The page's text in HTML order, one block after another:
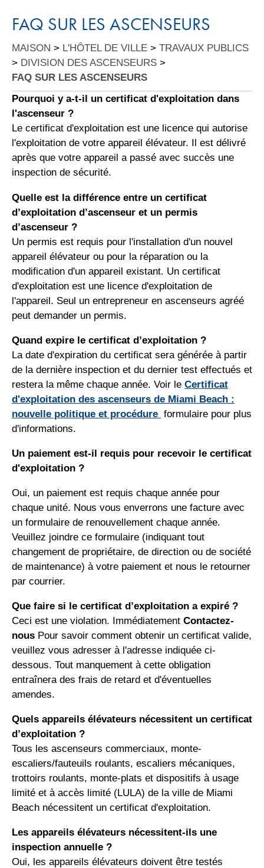
FAQ SUR LES ASCENSEURS
MAISON > L'HÔTEL DE VILLE > TRAVAUX PUBLICS
> DIVISION DES ASCENSEURS >
FAQ SUR LES ASCENSEURS
Pourquoi y a-t-il un certificat d'exploitation dans
l'ascenseur ?
Le certificat d'exploitation est une licence qui autorise
l'exploitation de votre appareil élévateur. Il est délivré
après que votre appareil a passé avec succès une
inspection de sécurité.
Quelle est la différence entre un certificat
d’exploitation d’ascenseur et un permis
d’ascenseur ?
Un permis est requis pour l'installation d'un nouvel
appareil élévateur ou pour la réparation ou la
modification d'un appareil existant. Un certificat
d'exploitation est une licence d'exploitation de
l'appareil. Seul un entrepreneur en ascenseurs agréé
peut demander un permis.
Quand expire le certificat d’exploitation ?
La date d'expiration du certificat sera générée à partir
de la dernière inspection et du dernier test effectués et
restera la même chaque année. Voir le Certificat
d'exploitation des ascenseurs de Miami Beach :
nouvelle politique et procédure formulaire pour plus
d'informations.
Un paiement est-il requis pour recevoir le certificat
d'exploitation ?
Oui, un paiement est requis chaque année pour
chaque unité. Nous vous enverrons une facture avec
un formulaire de renouvellement chaque année.
Veuillez joindre ce formulaire (indiquant tout
changement de propriétaire, de direction ou de société
de maintenance) à votre paiement et nous le retourner
par courrier.
Que faire si le certificat d’exploitation a expiré ?
Ceci est une violation. Immédiatement Contactez-
nous Pour savoir comment obtenir un certificat valide,
veuillez vous adresser à l'adresse indiquée ci-
dessous. Tout manquement à cette obligation
entraînera des frais de retard et d'éventuelles
amendes.
Quels appareils élévateurs nécessitent un certificat
d’exploitation ?
Tous les ascenseurs commerciaux, monte-
escaliers/fauteuils roulants, escaliers mécaniques,
trottoirs roulants, monte-plats et dispositifs à usage
limité et à accès limité (LULA) de la ville de Miami
Beach nécessitent un certificat d'exploitation.
Les appareils élévateurs nécessitent-ils une
inspection annuelle ?
Oui, les appareils élévateurs doivent être testés